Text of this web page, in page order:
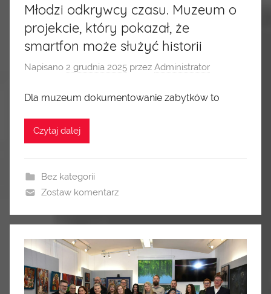
Młodzi odkrywcy czasu. Muzeum o
projekcie, który pokazał, że
smartfon może służyć historii
Napisano 2 grudnia 2025 przez Administrator
Dla muzeum dokumentowanie zabytków to
Czytaj dalej
Bez kategorii
Zostaw komentarz